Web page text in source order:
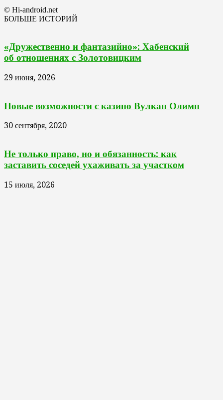
© Hi-android.net
БОЛЬШЕ ИСТОРИЙ
«Дружественно и фантазийно»: Хабенский
об отношениях с Золотовицким
29 июня, 2026
Новые возможности с казино Вулкан Олимп
30 сентября, 2020
Не только право, но и обязанность: как
заставить соседей ухаживать за участком
15 июля, 2026